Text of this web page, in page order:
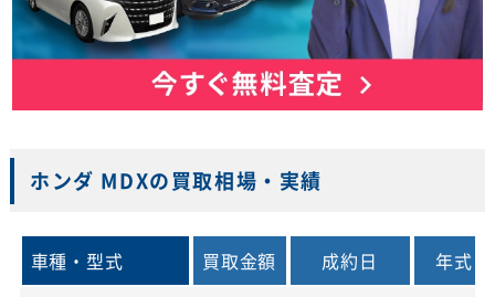
ホンダ MDXの買取相場・実績
車種・型式 買取金額 成約日
年式